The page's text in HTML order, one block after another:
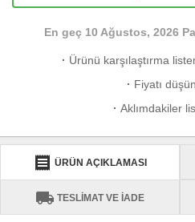
En geç 10 Ağustos, 2026
· Ürünü karşılaştırma
· Fiyatı
· Aklımdakiler
receipt ÜRÜN AÇIKLAMASI
local_shipping TESLİMAT VE İADE